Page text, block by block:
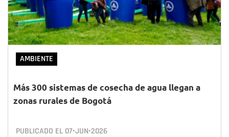
AMBIENTE
Más 300 sistemas de cosecha de agua llegan a
zonas rurales de Bogotá
PUBLICADO EL 07•JUN•2026